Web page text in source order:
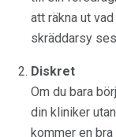
att räkna ut
skräddarsy
Diskret
Om du bara
din kliniker
kommer en